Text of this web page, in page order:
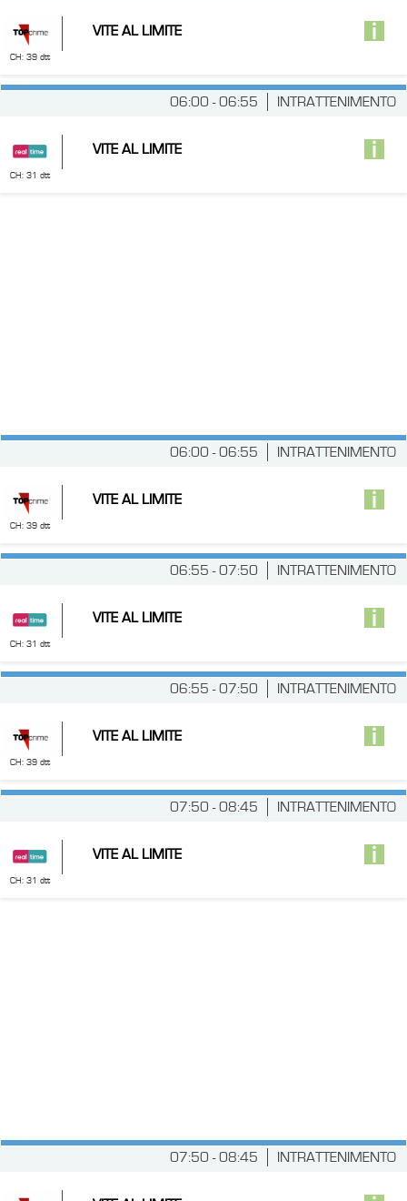
CH: 39 dtt
VITE AL LIMITE
INTRATTENIMENTO
06:00 - 06:55
CH: 31 dtt
VITE AL LIMITE
INTRATTENIMENTO
06:00 - 06:55
CH: 39 dtt
VITE AL LIMITE
INTRATTENIMENTO
06:55 - 07:50
CH: 31 dtt
VITE AL LIMITE
INTRATTENIMENTO
06:55 - 07:50
CH: 39 dtt
VITE AL LIMITE
INTRATTENIMENTO
07:50 - 08:45
CH: 31 dtt
VITE AL LIMITE
INTRATTENIMENTO
07:50 - 08:45